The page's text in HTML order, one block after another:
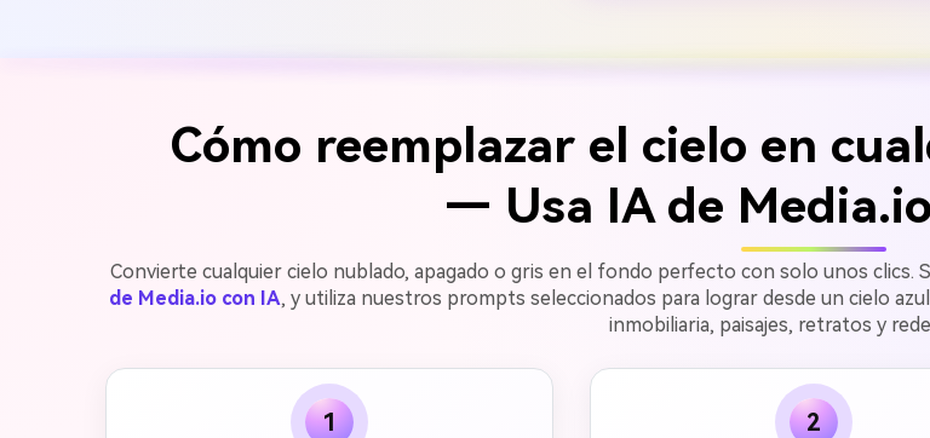
Cómo reemplazar el cielo en
— Usa IA de
Convierte cualquier cielo nublado, apagado o gris en el fondo perfecto con solo unos clics.
de Media.io con IA, y utiliza nuestros prompts seleccionados para lograr desde un cielo
inmobiliaria, paisajes, retratos y
1 2